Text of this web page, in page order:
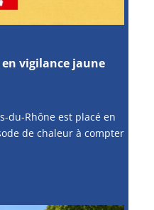
vigilance jaune
du-Rhône est placé en
de chaleur à compter